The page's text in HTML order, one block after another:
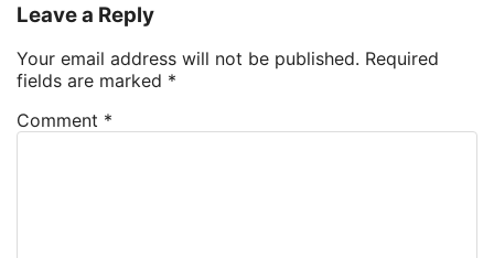
Leave a Reply
Your email address will not be published. Required
fields are marked *
Comment *